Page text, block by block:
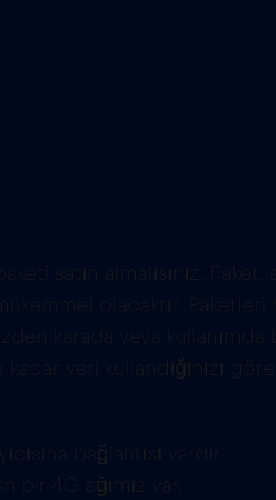
satın almalısınız.
olacaktır.
karada veya kullanımda
veri kullandığınızı
bağlantısı vardır.
4G ağımız var.